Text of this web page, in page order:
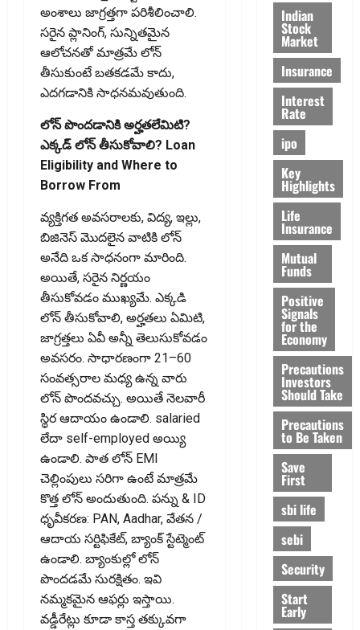
అంశాలు జాగ్రత్తగా పరిశీలించాలి.
సరైన ప్లానింగ్, సున్నితమైన
ఆలోచనతో మాత్రమే లోన్
తీసుకుంటే బతకడమే కాదు,
ఎదగడానికి సాధనమ‌వుతుంది.
లోన్ పొంద‌డానికి అర్హ‌త‌లేమిటి?
ఎక్క‌డ్ లోన్ తీసుకోవాలి? Loan
Eligibility and Where to
Borrow From
వ్యక్తిగత అవసరాలకు, విద్య, ఇల్లు,
బిజినెస్ మొదలైన వాటికి లోన్‌
అనేది ఒక సాధనంగా మారింది.
అయితే, సరైన నిర్ణయం
తీసుకోవడం ముఖ్యమే. ఎక్కడి
లోన్ తీసుకోవాలి, అర్హతలు ఏమిటి,
జాగ్రత్తలు ఏవీ అన్నీ తెలుసుకోవడం
అవసరం. సాధారణంగా 21–60
సంవత్సరాల మధ్య ఉన్న వారు
లోన్ పొంద‌వ‌చ్చు. అయితే నెలవారీ
స్థిర ఆదాయం ఉండాలి. salaried
లేదా self-employed అయ్యి
ఉండాలి. పాత లోన్ EMI
చెల్లింపులు సరిగా ఉంటే మాత్రమే
కొత్త లోన్ అందుతుంది. పన్ను & ID
ధృవీకరణ: PAN, Aadhar, వేతన /
ఆదాయ సర్టిఫికేట్, బ్యాంక్ స్టేట్మెంట్
ఉండాలి. బ్యాంకుల్లో లోన్
పొంద‌డ‌మే సుర‌క్షితం. ఇవి
న‌మ్మ‌క‌మైన ఆఫ‌ర్లు ఇస్తాయి.
వ‌డ్డీరేట్లు కూడా కాస్త త‌క్కువ‌గా
Indian
Stock
Market
Insurance
Interest
Rate
ipo
Key
Highlights
Life
Insurance
Mutual
Funds
Positive
Signals
for the
Economy
Precautions
Investors
Should Take
Precautions
to Be Taken
Save
First
sbi life
sebi
Security
Start
Early